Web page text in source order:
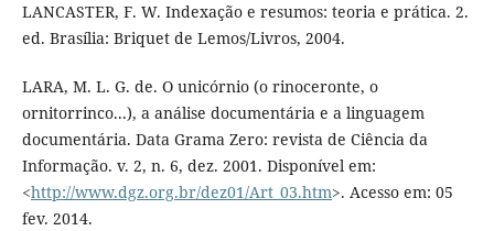
LANCASTER, F. W. Indexação e resumos: teoria e prática. 2.
ed. Brasília: Briquet de Lemos/Livros, 2004.
LARA, M. L. G. de. O unicórnio (o rinoceronte, o
ornitorrinco...), a análise documentária e a linguagem
documentária. Data Grama Zero: revista de Ciência da
Informação. v. 2, n. 6, dez. 2001. Disponível em:
<http://www.dgz.org.br/dez01/Art_03.htm>. Acesso em: 05
fev. 2014.